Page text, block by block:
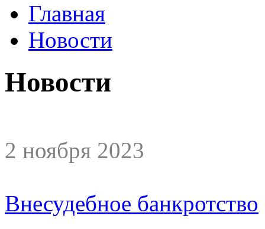
Главная
Новости
Новости
2 ноября 2023
Внесудебное банкротство